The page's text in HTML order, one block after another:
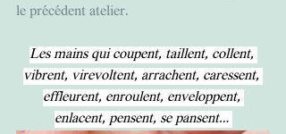
le précédent atelier.
Les mains qui coupent, taillent, collent,
vibrent, virevoltent, arrachent, caressent,
effleurent, enroulent, enveloppent,
enlacent, pensent, se pansent…